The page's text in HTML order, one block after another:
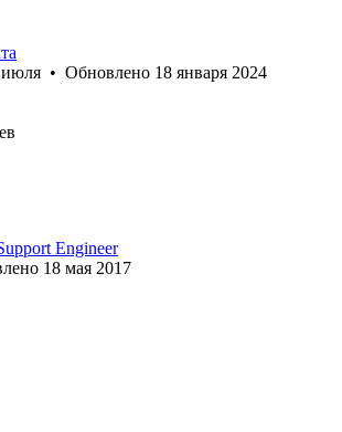
июля • Обновлено 18 января 2024
Engineer
18 мая 2017